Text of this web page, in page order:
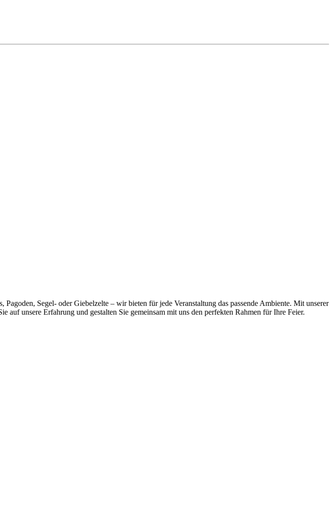
Segel- oder Giebelzelte – wir bieten für jede Veranstaltung das passende Ambiente. Mit unserer
unsere Erfahrung und gestalten Sie gemeinsam mit uns den perfekten Rahmen für Ihre Feier.